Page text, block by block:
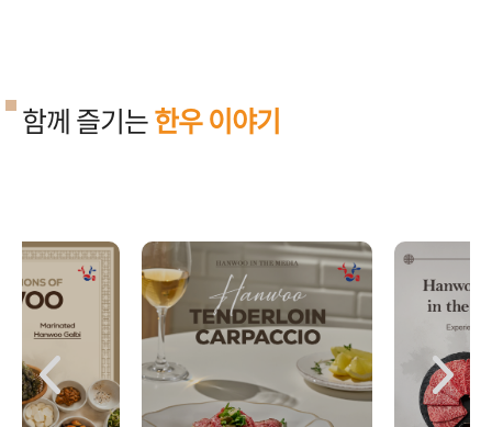
함께 즐기는한우 이야기